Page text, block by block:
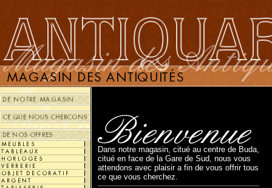
Dans notre magasin, citué au centre de Buda,
citué en face de la Gare de Sud, nous vous
attendons avec plaisir a fin de vous offrir tous
ce que vous cherchez.